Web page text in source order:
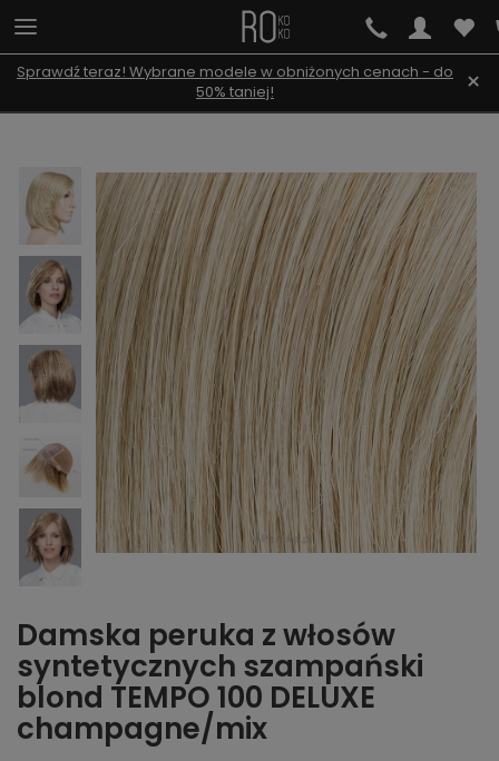
Sprawdź teraz! Wybrane modele w obniżonych cenach - do
50% taniej!
×
Damska peruka z włosów
syntetycznych szampański
blond TEMPO 100 DELUXE
champagne/mix